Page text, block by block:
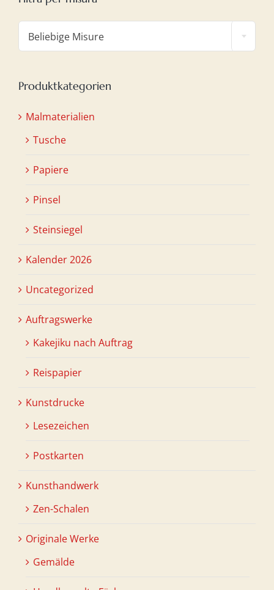
Beliebige Misure
Produktkategorien
Malmaterialien
Tusche
Papiere
Pinsel
Steinsiegel
Kalender 2026
Uncategorized
Auftragswerke
Kakejiku nach Auftrag
Reispapier
Kunstdrucke
Lesezeichen
Postkarten
Kunsthandwerk
Zen-Schalen
Originale Werke
Gemälde